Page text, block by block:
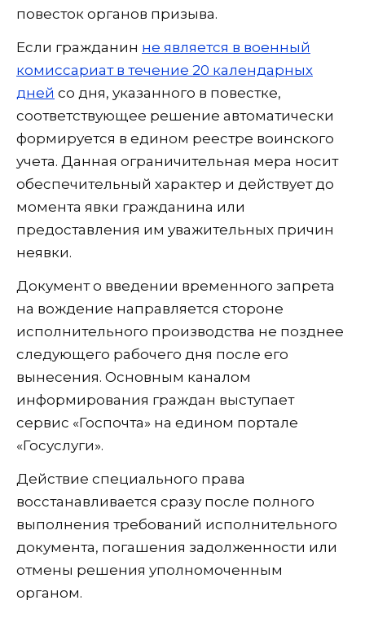
повесток органов призыва.
Если гражданин не является в военный
комиссариат в течение 20 календарных
дней со дня, указанного в повестке,
соответствующее решение автоматически
формируется в едином реестре воинского
учета. Данная ограничительная мера носит
обеспечительный характер и действует до
момента явки гражданина или
предоставления им уважительных причин
неявки.
Документ о введении временного запрета
на вождение направляется стороне
исполнительного производства не позднее
следующего рабочего дня после его
вынесения. Основным каналом
информирования граждан выступает
сервис «Госпочта» на едином портале
«Госуслуги».
Действие специального права
восстанавливается сразу после полного
выполнения требований исполнительного
документа, погашения задолженности или
отмены решения уполномоченным
органом.